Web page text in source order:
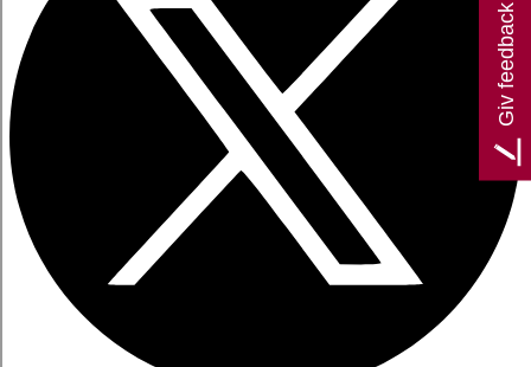
Giv feedback